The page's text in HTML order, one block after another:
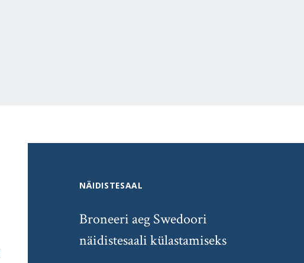
NÄIDISTESAAL
Broneeri aeg Swedoori
näidistesaali külastamiseks